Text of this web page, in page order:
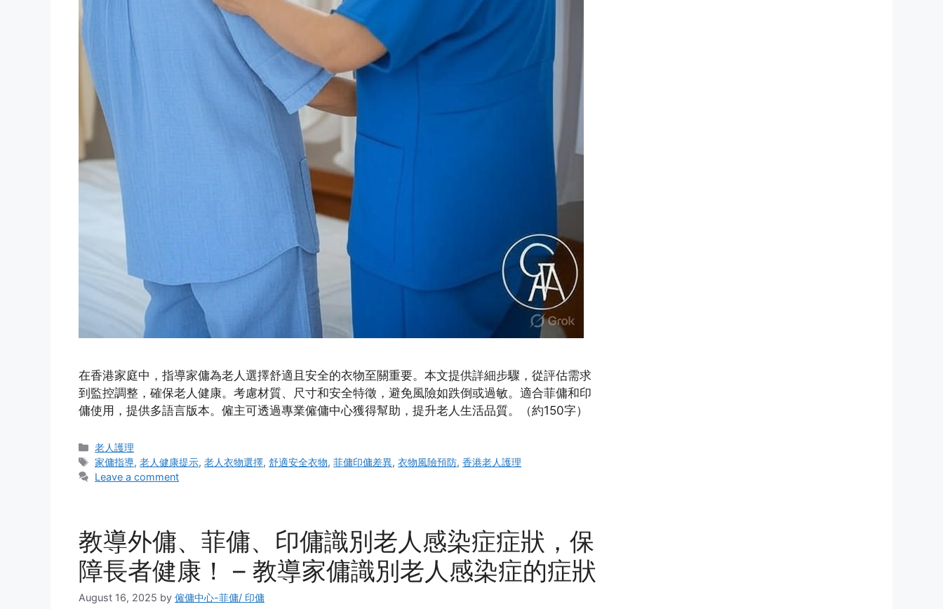
在香港家庭中，指導家傭為老人選擇舒適且安全的衣物至關重要。本文提供詳細步驟，從評估需求
到監控調整，確保老人健康。考慮材質、尺寸和安全特徵，避免風險如跌倒或過敏。適合菲傭和印
傭使用，提供多語言版本。僱主可透過專業僱傭中心獲得幫助，提升老人生活品質。（約150字）
Categories
老人護理
Tags
家傭指導,老人健康提示,老人衣物選擇,舒適安全衣物,菲傭印傭差異,衣物風險預防,香港老人護理
Leave a comment
教導外傭、菲傭、印傭識別老人感染症症狀，保
障長者健康！ – 教導家傭識別老人感染症的症狀
August 16, 2025 by 僱傭中心-菲傭/ 印傭